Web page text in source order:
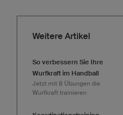
Weitere Artikel
So verbessern Sie Ihre
Wurfkraft im Handball
Jetzt mit 8 Übungen die
Wurfkraft trainieren